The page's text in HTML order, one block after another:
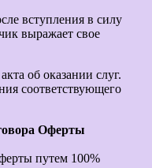
вступления в силу
выражает свое
об оказании слуг.
соответствующего
Оферты
путем 100%